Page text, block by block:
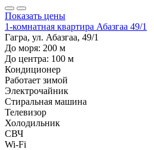
Показать цены
1-комнатная квартира Абазгаа 49/1
Гагра, ул. Абазгаа, 49/1
До моря: 200 м
До центра: 100 м
Кондиционер
Работает зимой
Электрочайник
Стиральная машина
Телевизор
Холодильник
СВЧ
Wi-Fi